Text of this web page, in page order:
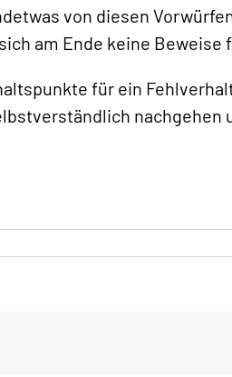
von diesen
am Ende keine Beweise
für ein
nachgehen